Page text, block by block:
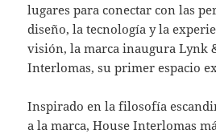
lugares para conectar con las
diseño, la tecnología y la
visión, la marca inaugura Lynk
Interlomas, su primer espacio
Inspirado en la filosofía
a la marca, House Interlomas